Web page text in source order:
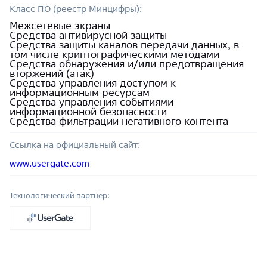
Класс ПО (реестр Минцифры):
Межсетевые экраны
Средства антивирусной защиты
Средства защиты каналов передачи данных, в
том числе криптографическими методами
Средства обнаружения и/или предотвращения
вторжений (атак)
Средства управления доступом к
информационным ресурсам
Средства управления событиями
информационной безопасности
Средства фильтрации негативного контента
Ссылка на официальный сайт:
www.usergate.com
Технологический партнёр: